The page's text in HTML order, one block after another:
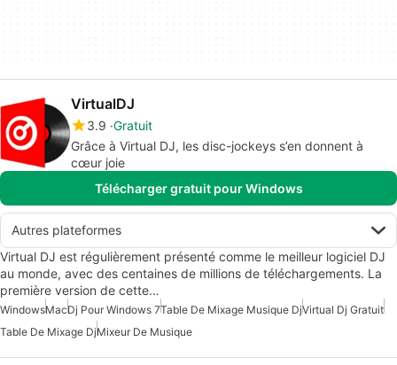
VirtualDJ
3.9 Gratuit
Grâce à Virtual DJ, les disc-jockeys s’en donnent à
cœur joie
Télécharger gratuit pour Windows
Autres plateformes
Virtual DJ est régulièrement présenté comme le meilleur logiciel DJ
au monde, avec des centaines de millions de téléchargements. La
première version de cette…
WindowsMacDj Pour Windows 7Table De Mixage Musique DjVirtual Dj Gratuit
Table De Mixage DjMixeur De Musique